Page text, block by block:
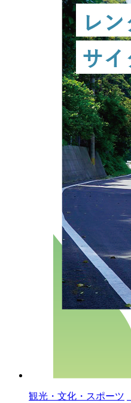
観光・文化・スポーツ